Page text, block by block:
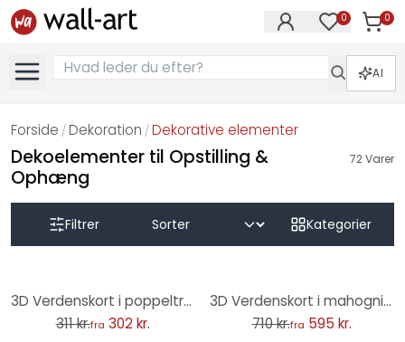
0 0
Varer
AI
Forside / Dekoration /Dekorative elementer
Dekoelementer til Opstilling &
Ophæng
72Varer
Filtrer Kategorier
3D Verdenskort i poppeltræ
311 kr.fra 302 kr.
3D Verdenskort i mahognitræ
710 kr.fra 595 kr.